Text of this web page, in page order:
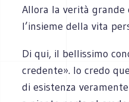
Allora la verità grande
l’insieme della vita
Di qui, il bellissimo
credente». Io credo
di esistenza